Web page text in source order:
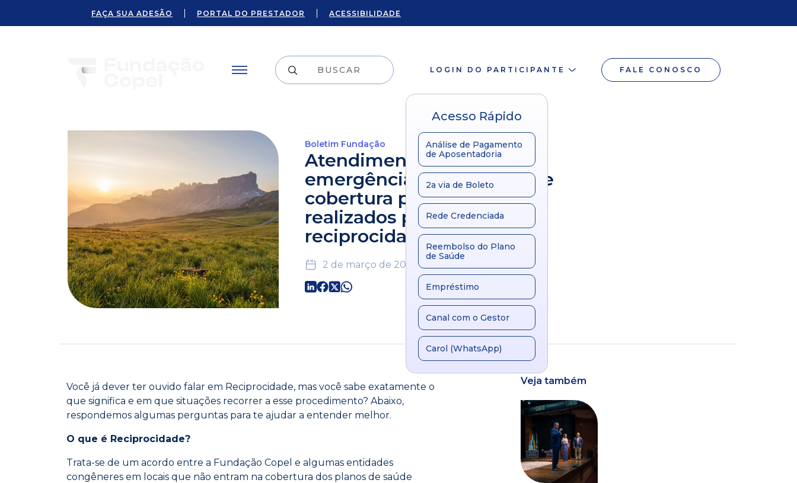
FAÇA SUA ADESÃO PORTAL DO PRESTADOR ACESSIBILIDADE
LOGIN DO PARTICIPANTE FALE CONOSCO
Acesso Rápido
Análise de Pagamento
de Aposentadoria
2a via de Boleto
Rede Credenciada
Reembolso do Plano
de Saúde
Empréstimo
Canal com o Gestor
Carol (WhatsApp)
Boletim Fundação
Atendimentos de
emergência fora da área de
cobertura podem ser
realizados por meio da
reciprocidade
2 de março de 2020
Você já dever ter ouvido falar em Reciprocidade, mas você sabe exatamente o
que significa e em que situações recorrer a esse procedimento? Abaixo,
respondemos algumas perguntas para te ajudar a entender melhor.
O que é Reciprocidade?
Trata-se de um acordo entre a Fundação Copel e algumas entidades
congêneres em locais que não entram na cobertura dos planos de saúde
Veja também